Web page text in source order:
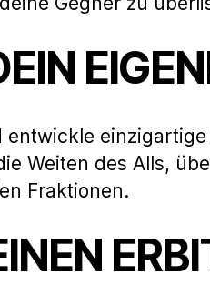
entwickle
Weiten des Alls,
Fraktionen.